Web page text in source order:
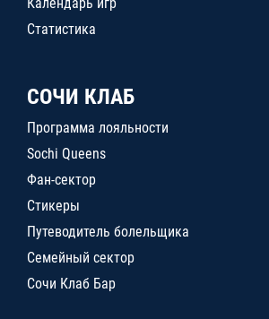
Статистика
СОЧИ КЛАБ
Программа лояльности
Sochi Queens
Фан-сектор
Стикеры
Путеводитель болельщика
Семейный сектор
Сочи Клаб Бар